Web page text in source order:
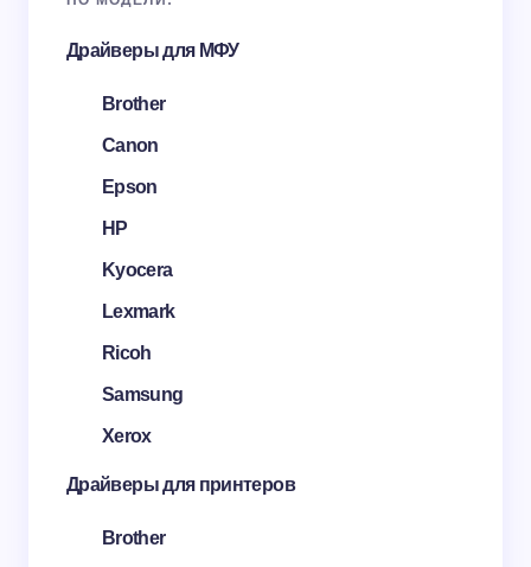
Драйверы для МФУ
Brother
Canon
Epson
HP
Kyocera
Lexmark
Ricoh
Samsung
Xerox
Драйверы для принтеров
Brother